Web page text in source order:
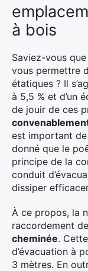
à bois
Saviez-vous
vous permettre
étatiques ? Il
à 5,5 % et d’un
de jouir de ces
est important
donné que le
principe de la
conduit
dissiper
À ce propos, la
raccordement
cheminée.
d’évacuation à
3 mètres. En